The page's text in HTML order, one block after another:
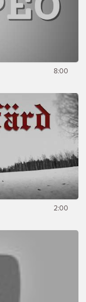
8:00
2:00